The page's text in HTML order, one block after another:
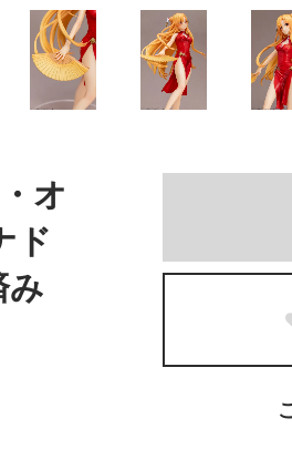
オ
ド
み